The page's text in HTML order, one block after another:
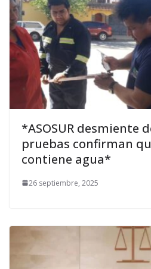
*ASOSUR desmiente
pruebas confirman
contiene agua*
26 septiembre, 2025